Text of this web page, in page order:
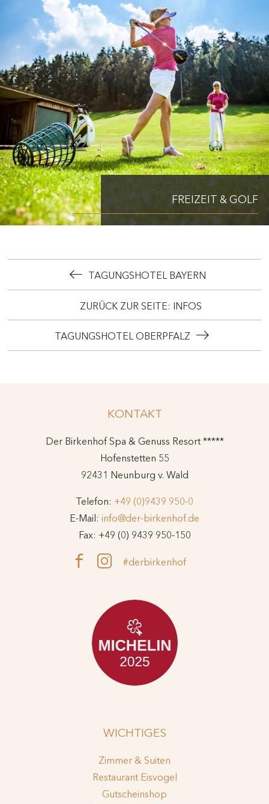
FREIZEIT & GOLF
TAGUNGSHOTEL BAYERN
ZURÜCK ZUR SEITE: INFOS
TAGUNGSHOTEL OBERPFALZ
KONTAKT
Der Birkenhof Spa & Genuss Resort *****
Hofenstetten 55
92431 Neunburg v. Wald
Telefon: +49 (0)9439 950-0
E-Mail: info@der-birkenhof.de
Fax: +49 (0) 9439 950-150
#derbirkenhof
WICHTIGES
Zimmer & Suiten
Restaurant Eisvogel
Gutscheinshop